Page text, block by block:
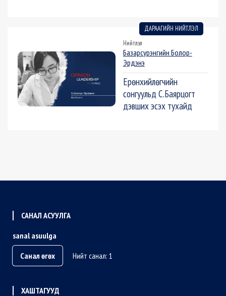
ДАРААГИЙН НИЙТЛЭЛ
Нийтлэл
Базарсүрэнгийн Болор-
Эрдэнэ
Ерөнхийлөгчийн
сонгуульд С.Баярцогт
дэвших эсэх тухайд
САНАЛ АСУУЛГА
sanal asuulga
Санал өгөх
Нийт санал: 1
ХАШТАГУУД